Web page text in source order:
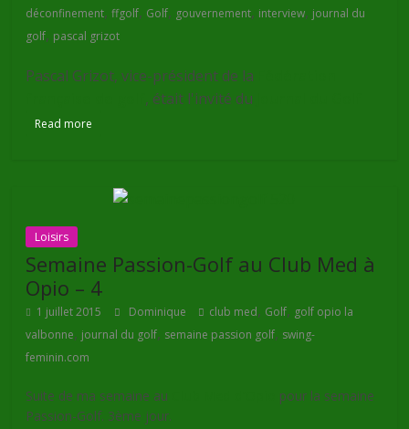
déconfinement,ffgolf, Golf, gouvernement, interview, journal du
golf, pascal grizot
Pascal Grizot, vice-président de la
, était l'invité du
Read more
Loisirs
Semaine Passion-Golf au Club Med à
Opio – 4
1 juillet 2015 Dominique club med, Golf, golf opio la
valbonne, journal du golf, semaine passion golf, swing-
feminin.com
Suite de ma semaine au
pour la semaine
Passion-Golf. 3ème jour.